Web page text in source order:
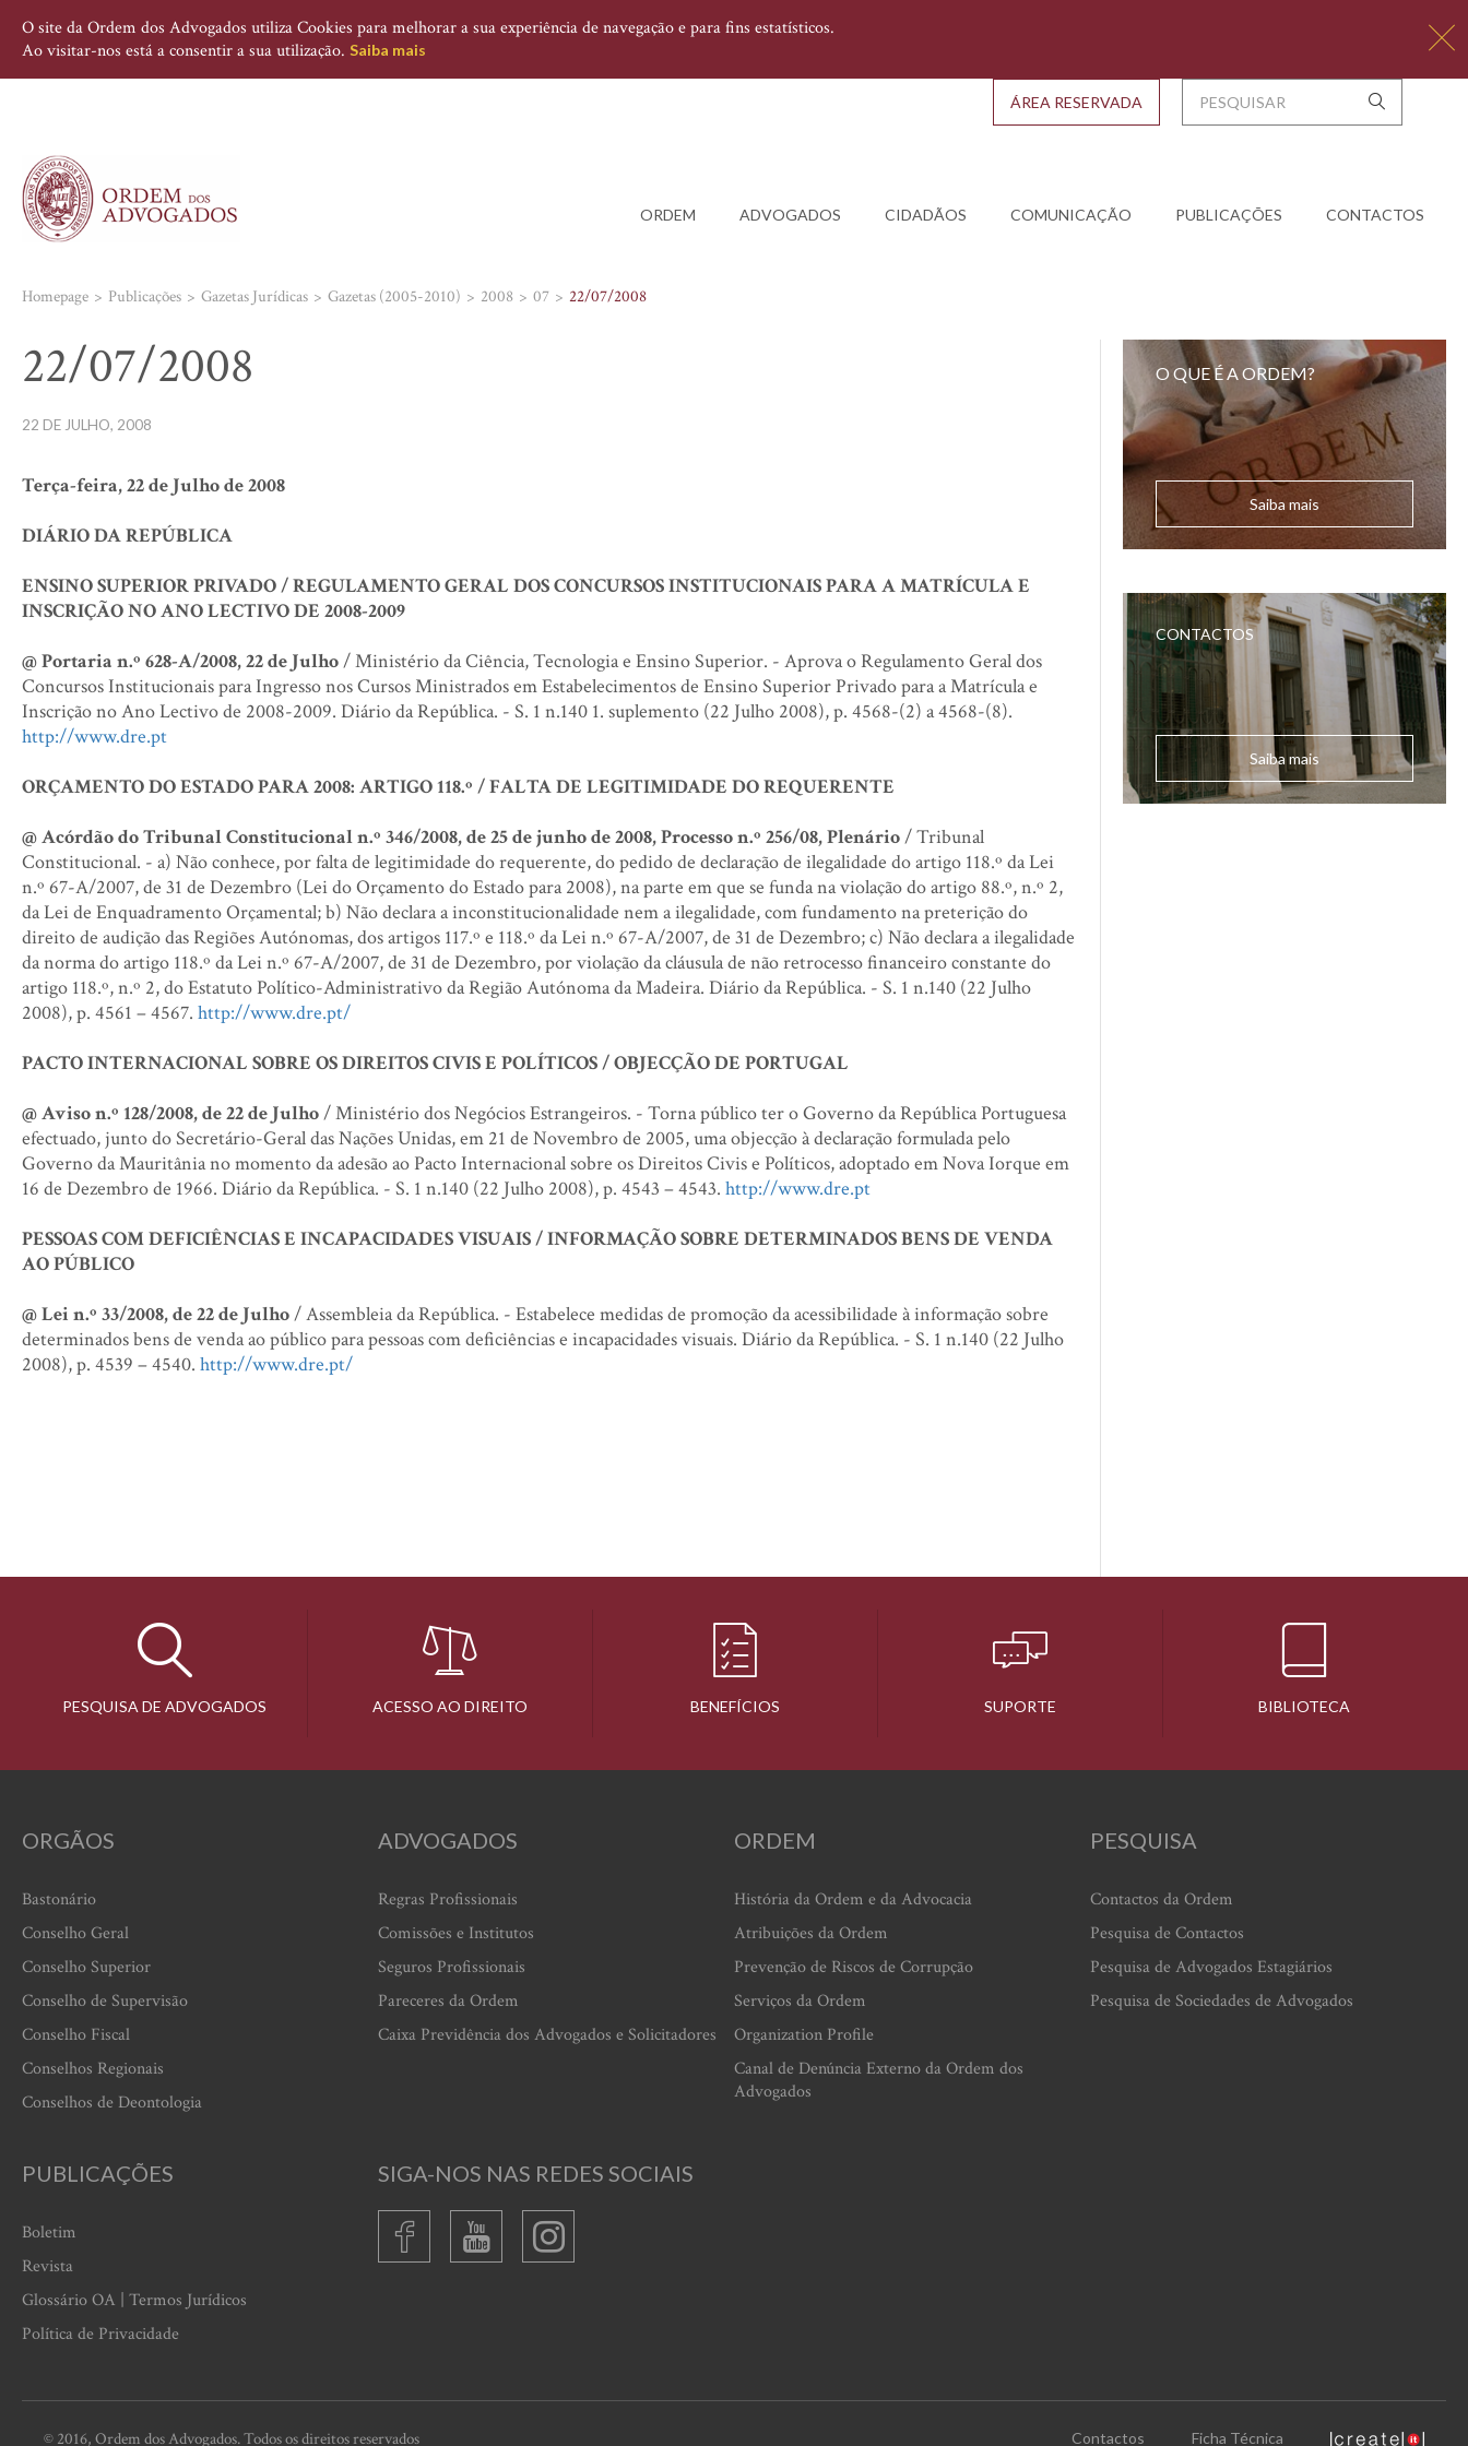
O site da Ordem dos Advogados utiliza Cookies para melhorar a sua experiência de navegação e para fins estatísticos.
Ao visitar-nos está a consentir a sua utilização. Saiba mais
ORDEM ADVOGADOS CIDADÃOS COMUNICAÇÃO PUBLICAÇÕES CONTACTOS
ÁREA RESERVADA
Homepage Publicações Gazetas Jurídicas Gazetas (2005-2010) 2008 07 22/07/2008
22/07/2008
22 DE JULHO, 2008
Terça-feira, 22 de Julho de 2008
DIÁRIO DA REPÚBLICA
ENSINO SUPERIOR PRIVADO / REGULAMENTO GERAL DOS CONCURSOS INSTITUCIONAIS PARA A MATRÍCULA E
INSCRIÇÃO NO ANO LECTIVO DE 2008-2009
@ Portaria n.º 628-A/2008, 22 de Julho/ Ministério da Ciência, Tecnologia e Ensino Superior. - Aprova o Regulamento Geral dos
Concursos Institucionais para Ingresso nos Cursos Ministrados em Estabelecimentos de Ensino Superior Privado para a Matrícula e
Inscrição no Ano Lectivo de 2008-2009. Diário da República. - S. 1 n.140 1. suplemento (22 Julho 2008), p. 4568-(2) a 4568-(8).
http://www.dre.pt
ORÇAMENTO DO ESTADO PARA 2008: ARTIGO 118.º / FALTA DE LEGITIMIDADE DO REQUERENTE
@ Acórdão do Tribunal Constitucional n.º 346/2008, de 25 de junho de 2008, Processo n.º 256/08, Plenário/ Tribunal
Constitucional. - a) Não conhece, por falta de legitimidade do requerente, do pedido de declaração de ilegalidade do artigo 118.º da Lei
n.º 67-A/2007, de 31 de Dezembro (Lei do Orçamento do Estado para 2008), na parte em que se funda na violação do artigo 88.º, n.º 2,
da Lei de Enquadramento Orçamental; b) Não declara a inconstitucionalidade nem a ilegalidade, com fundamento na preterição do
direito de audição das Regiões Autónomas, dos artigos 117.º e 118.º da Lei n.º 67-A/2007, de 31 de Dezembro; c) Não declara a ilegalidade
da norma do artigo 118.º da Lei n.º 67-A/2007, de 31 de Dezembro, por violação da cláusula de não retrocesso financeiro constante do
artigo 118.º, n.º 2, do Estatuto Político-Administrativo da Região Autónoma da Madeira. Diário da República. - S. 1 n.140 (22 Julho
2008), p. 4561 – 4567. http://www.dre.pt/
PACTO INTERNACIONAL SOBRE OS DIREITOS CIVIS E POLÍTICOS / OBJECÇÃO DE PORTUGAL
@ Aviso n.º 128/2008, de 22 de Julho/ Ministério dos Negócios Estrangeiros. - Torna público ter o Governo da República Portuguesa
efectuado, junto do Secretário-Geral das Nações Unidas, em 21 de Novembro de 2005, uma objecção à declaração formulada pelo
Governo da Mauritânia no momento da adesão ao Pacto Internacional sobre os Direitos Civis e Políticos, adoptado em Nova Iorque em
16 de Dezembro de 1966. Diário da República. - S. 1 n.140 (22 Julho 2008), p. 4543 – 4543. http://www.dre.pt
PESSOAS COM DEFICIÊNCIAS E INCAPACIDADES VISUAIS / INFORMAÇÃO SOBRE DETERMINADOS BENS DE VENDA
AO PÚBLICO
@ Lei n.º 33/2008, de 22 de Julho/ Assembleia da República. - Estabelece medidas de promoção da acessibilidade à informação sobre
determinados bens de venda ao público para pessoas com deficiências e incapacidades visuais. Diário da República. - S. 1 n.140 (22 Julho
2008), p. 4539 – 4540. http://www.dre.pt/
O QUE É A ORDEM?
Saiba mais
CONTACTOS
Saiba mais
PESQUISA DE ADVOGADOS ACESSO AO DIREITO BENEFÍCIOS SUPORTE BIBLIOTECA
ORGÃOS
Bastonário
Conselho Geral
Conselho Superior
Conselho de Supervisão
Conselho Fiscal
Conselhos Regionais
Conselhos de Deontologia
ADVOGADOS
Regras Profissionais
Comissões e Institutos
Seguros Profissionais
Pareceres da Ordem
Caixa Previdência dos Advogados e Solicitadores
ORDEM
História da Ordem e da Advocacia
Atribuições da Ordem
Prevenção de Riscos de Corrupção
Serviços da Ordem
Organization Profile
Canal de Denúncia Externo da Ordem dos
Advogados
PESQUISA
Contactos da Ordem
Pesquisa de Contactos
Pesquisa de Advogados Estagiários
Pesquisa de Sociedades de Advogados
PUBLICAÇÕES
Boletim
Revista
Glossário OA | Termos Jurídicos
Política de Privacidade
SIGA-NOS NAS REDES SOCIAIS
© 2016, Ordem dos Advogados. Todos os direitos reservados Contactos Ficha Técnica